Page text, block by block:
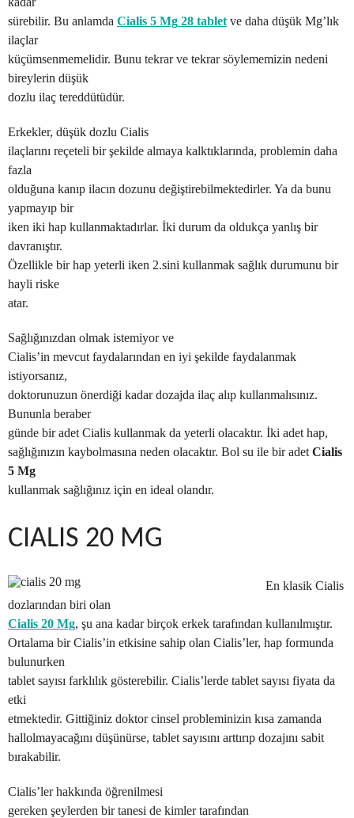
sürebilir. Bu anlamda Cialis 5 Mg 28 tablet ve daha düşük Mg’lık
ilaçlar
küçümsenmemelidir. Bunu tekrar ve tekrar söylememizin nedeni
bireylerin düşük
dozlu ilaç tereddütüdür.
Erkekler, düşük dozlu Cialis
ilaçlarını reçeteli bir şekilde almaya kalktıklarında, problemin daha
fazla
olduğuna kanıp ilacın dozunu değiştirebilmektedirler. Ya da bunu
yapmayıp bir
iken iki hap kullanmaktadırlar. İki durum da oldukça yanlış bir
davranıştır.
Özellikle bir hap yeterli iken 2.sini kullanmak sağlık durumunu bir
hayli riske
atar.
Sağlığınızdan olmak istemiyor ve
Cialis’in mevcut faydalarından en iyi şekilde faydalanmak
istiyorsanız,
doktorunuzun önerdiği kadar dozajda ilaç alıp kullanmalısınız.
Bununla beraber
günde bir adet Cialis kullanmak da yeterli olacaktır. İki adet hap,
sağlığınızın kaybolmasına neden olacaktır. Bol su ile bir adet Cialis
5 Mg
kullanmak sağlığınız için en ideal olandır.
CIALIS 20 MG
En klasik Cialis
dozlarından biri olan
Cialis 20 Mg, şu ana kadar birçok erkek tarafından kullanılmıştır.
Ortalama bir Cialis’in etkisine sahip olan Cialis’ler, hap formunda
bulunurken
tablet sayısı farklılık gösterebilir. Cialis’lerde tablet sayısı fiyata da
etki
etmektedir. Gittiğiniz doktor cinsel probleminizin kısa zamanda
hallolmayacağını düşünürse, tablet sayısını arttırıp dozajını sabit
bırakabilir.
Cialis’ler hakkında öğrenilmesi
gereken şeylerden bir tanesi de kimler tarafından